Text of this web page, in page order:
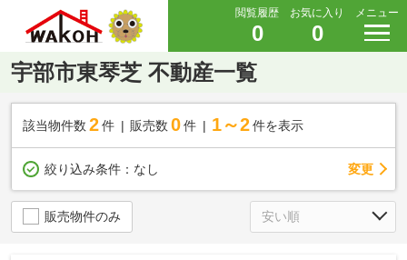
閲覧履歴
0
お気に入り
0
メニュー
宇部市東琴芝 不動産一覧
該当物件数 2件 販売数 0 件 1～2 件を表示
絞り込み条件： なし 変更
販売物件のみ